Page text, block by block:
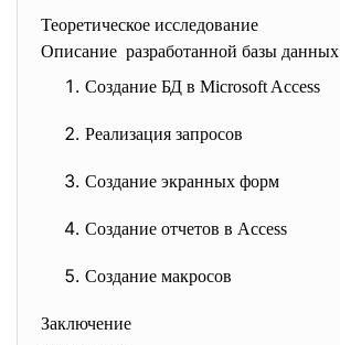
Теоретическое исследование
Описание разработанной базы данных
Создание БД в Microsoft Access
Реализация запросов
Создание экранных форм
Создание отчетов в Аccess
Создание макросов
Заключение